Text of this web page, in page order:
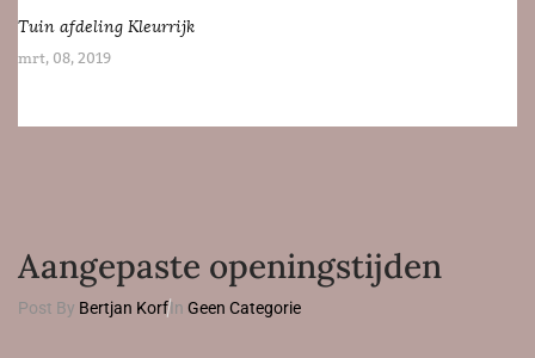
Tuin afdeling Kleurrijk
mrt, 08, 2019
Aangepaste openingstijden
Post By Bertjan KorfIn Geen Categorie